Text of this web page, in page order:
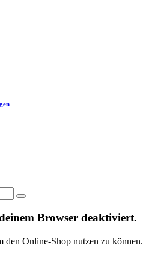
Browser deaktiviert.
den Online-Shop nutzen zu können.